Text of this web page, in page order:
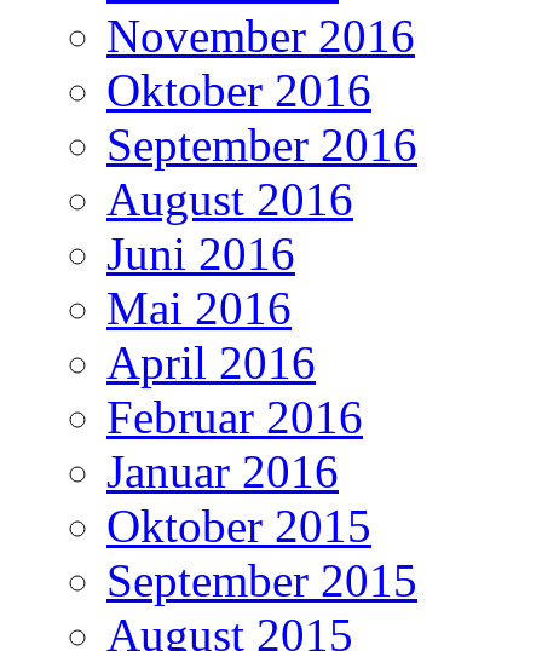
November 2016
Oktober 2016
September 2016
August 2016
Juni 2016
Mai 2016
April 2016
Februar 2016
Januar 2016
Oktober 2015
September 2015
August 2015